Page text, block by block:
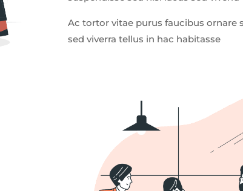
Ac tortor vitae purus faucibus ornare
sed viverra tellus in hac habitasse